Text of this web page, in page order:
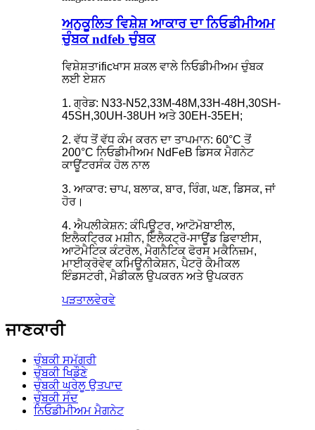
ਅਨੁਕੂਲਿਤ ਵਿਸ਼ੇਸ਼ ਆਕਾਰ ਦਾ ਨਿਓਡੀਮੀਅਮ
ਚੁੰਬਕ ndfeb ਚੁੰਬਕ
ਵਿਸ਼ੇਸ਼ਤਾificਖਾਸ ਸ਼ਕਲ ਵਾਲੇ ਨਿਓਡੀਮੀਅਮ ਚੁੰਬਕ
ਲਈ ਏਸ਼ਨ
1. ਗ੍ਰੇਡ: N33-N52,33M-48M,33H-48H,30SH-
45SH,30UH-38UH ਅਤੇ 30EH-35EH;
2. ਵੱਧ ਤੋਂ ਵੱਧ ਕੰਮ ਕਰਨ ਦਾ ਤਾਪਮਾਨ: 60°C ਤੋਂ
200°C ਨਿਓਡੀਮੀਅਮ NdFeB ਡਿਸਕ ਮੈਗਨੇਟ
ਕਾਊਂਟਰਸੰਕ ਹੋਲ ਨਾਲ
3. ਆਕਾਰ: ਚਾਪ, ਬਲਾਕ, ਬਾਰ, ਰਿੰਗ, ਘਣ, ਡਿਸਕ, ਜਾਂ
ਹੋਰ।
4. ਐਪਲੀਕੇਸ਼ਨ: ਕੰਪਿਊਟਰ, ਆਟੋਮੋਬਾਈਲ,
ਇਲੈਕਟ੍ਰਿਕ ਮਸ਼ੀਨ, ਇਲੈਕਟ੍ਰੋ-ਸਾਊਂਡ ਡਿਵਾਈਸ,
ਆਟੋਮੈਟਿਕ ਕੰਟਰੋਲ, ਮੈਗਨੈਟਿਕ ਫੋਰਸ ਮਕੈਨਿਜ਼ਮ,
ਮਾਈਕ੍ਰੋਵੇਵ ਕਮਿਊਨੀਕੇਸ਼ਨ, ਪੈਟਰੋ ਕੈਮੀਕਲ
ਇੰਡਸਟਰੀ, ਮੈਡੀਕਲ ਉਪਕਰਨ ਅਤੇ ਉਪਕਰਨ
ਪੜਤਾਲਵੇਰਵੇ
ਜਾਣਕਾਰੀ
ਚੁੰਬਕੀ ਸਮੱਗਰੀ
ਚੁੰਬਕੀ ਖਿਡੌਣੇ
ਚੁੰਬਕੀ ਘਰੇਲੂ ਉਤਪਾਦ
ਚੁੰਬਕੀ ਸੰਦ
ਨਿਓਡੀਮੀਅਮ ਮੈਗਨੇਟ